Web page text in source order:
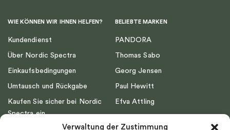
Verwaltung der Zustimmung
WIE KÖNNEN WIR IHNEN HELFEN?
Kundendienst
Über Nordic Spectra
Einkaufsbedingungen
Umtausch und Rückgabe
Kaufen Sie sicher bei Nordic
Spectra ein
BELIEBTE MARKEN
PANDORA
Thomas Sabo
Georg Jensen
Paul Hewitt
Efva Attling